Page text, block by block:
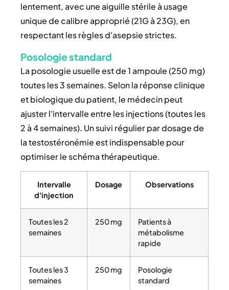
lentement, avec une aiguille stérile à usage
unique de calibre approprié (21G à 23G), en
respectant les règles d'asepsie strictes.
Posologie standard
La posologie usuelle est de 1 ampoule (250 mg)
toutes les 3 semaines. Selon la réponse clinique
et biologique du patient, le médecin peut
ajuster l'intervalle entre les injections (toutes les
2 à 4 semaines). Un suivi régulier par dosage de
la testostéronémie est indispensable pour
optimiser le schéma thérapeutique.
Intervalle
d'injection
Dosage Observations
Toutes les 2
semaines
250 mg
Patients à
métabolisme
rapide
Toutes les 3
semaines
250 mg
Posologie
standard